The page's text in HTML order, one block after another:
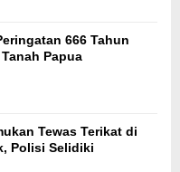
666 Tahun
Papua
Tewas Terikat di
Polisi Selidiki